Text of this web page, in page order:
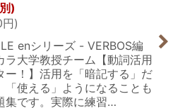
)
円)
enシリーズ - VERBOS編
ラ大学教授チーム【動詞活用
ー！】活用を「暗記する」だ
「使える」ようになることも
集です。実際に練習…